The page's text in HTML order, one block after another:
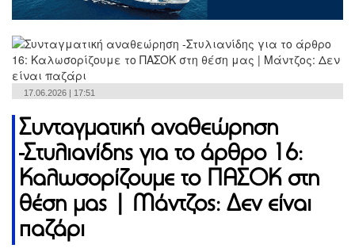
17.06.2026 | 17:51
Συνταγματική αναθεώρηση
-Στυλιανίδης για το άρθρο 16:
Καλωσορίζουμε το ΠΑΣΟΚ στη
θέση μας | Μάντζος: Δεν είναι
παζάρι